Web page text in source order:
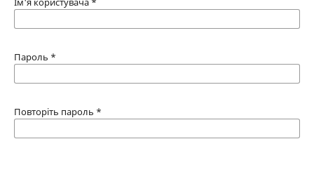
Пароль *
Повторіть пароль *